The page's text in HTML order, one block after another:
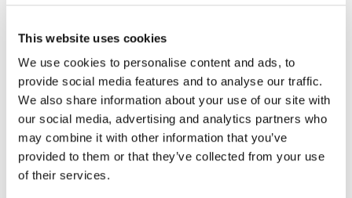
This website uses cookies
We use cookies to personalise content and ads, to
provide social media features and to analyse our traffic.
We also share information about your use of our site with
our social media, advertising and analytics partners who
may combine it with other information that you’ve
provided to them or that they’ve collected from your use
of their services.
Articoli dedicati a inglese nel mondo del lavoro
Articoli con tips e new sulla lingua inglese
In quanto di età superiore ai 16 anni, dichiaro di acconsentire
al trattamento dei miei dati personali in conformità
all’ informativa privacy.
relative ai prodotti e servizi a marchio MyES